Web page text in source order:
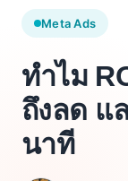
Meta Ads
ทำไม
ถึงลด แ
นาที